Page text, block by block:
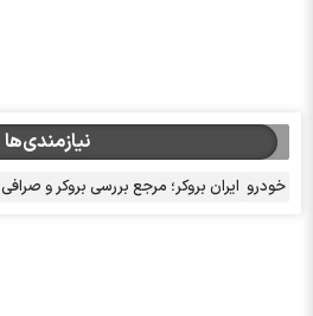
نیازمندی‌ها
خودرو ایران بروکر؛ مرجع بررسی بروکر و صرافی